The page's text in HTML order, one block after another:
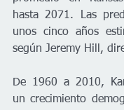
hasta 2071. Las
unos cinco años
según Jeremy Hill,
De 1960 a 2010,
un crecimiento